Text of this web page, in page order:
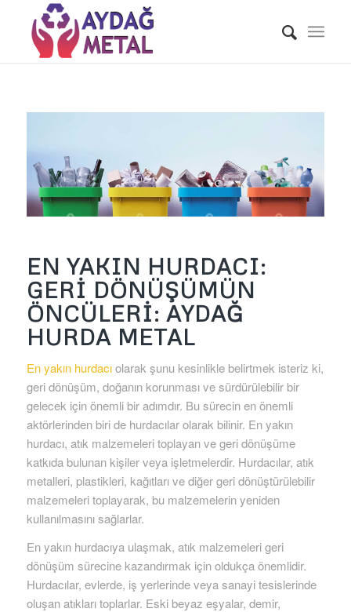
EN YAKIN HURDACI:
GERI DÖNÜŞÜMÜN
ÖNCÜLERI: AYDAĞ
HURDA METAL
En yakın hurdacıolarak şunu kesinlikle belirtmek isteriz ki,
geri dönüşüm, doğanın korunması ve sürdürülebilir bir
gelecek için önemli bir adımdır. Bu sürecin en önemli
aktörlerinden biri de hurdacılar olarak bilinir. En yakın
hurdacı, atık malzemeleri toplayan ve geri dönüşüme
katkıda bulunan kişiler veya işletmelerdir. Hurdacılar, atık
metalleri, plastikleri, kağıtları ve diğer geri dönüştürülebilir
malzemeleri toplayarak, bu malzemelerin yeniden
kullanılmasını sağlarlar.
En yakın hurdacıya ulaşmak, atık malzemeleri geri
dönüşüm sürecine kazandırmak için oldukça önemlidir.
Hurdacılar, evlerde, iş yerlerinde veya sanayi tesislerinde
oluşan atıkları toplarlar. Eski beyaz eşyalar, demir,